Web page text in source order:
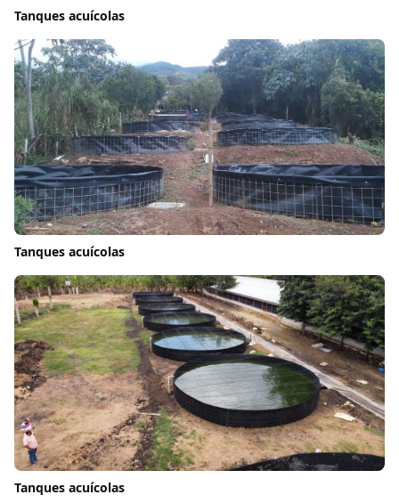
Tanques acuícolas
Tanques acuícolas
Tanques acuícolas